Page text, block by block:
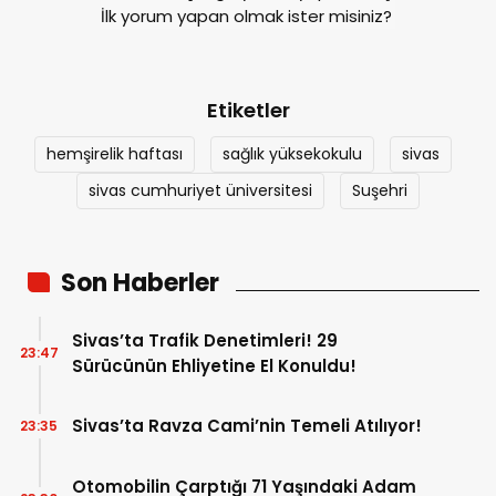
İlk yorum yapan olmak ister misiniz?
Etiketler
hemşirelik haftası sağlık yüksekokulu
sivas
sivas cumhuriyet üniversitesi
Suşehri
Son Haberler
Sivas’ta Trafik Denetimleri! 29
Sürücünün Ehliyetine El Konuldu!
23:47
Sivas’ta Ravza Cami’nin Temeli Atılıyor!
23:35
Otomobilin Çarptığı 71 Yaşındaki Adam